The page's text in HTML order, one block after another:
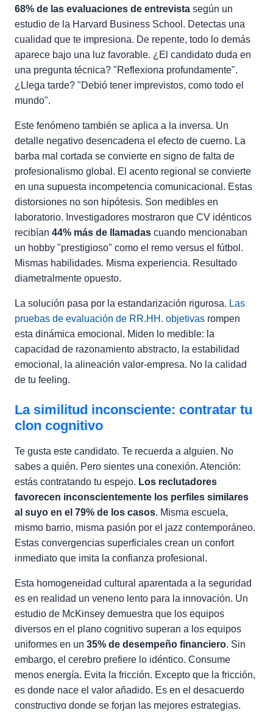
68% de las evaluaciones de entrevista según un
estudio de la Harvard Business School. Detectas una
cualidad que te impresiona. De repente, todo lo demás
aparece bajo una luz favorable. ¿El candidato duda en
una pregunta técnica? "Reflexiona profundamente".
¿Llega tarde? "Debió tener imprevistos, como todo el
mundo".
Este fenómeno también se aplica a la inversa. Un
detalle negativo desencadena el efecto de cuerno. La
barba mal cortada se convierte en signo de falta de
profesionalismo global. El acento regional se convierte
en una supuesta incompetencia comunicacional. Estas
distorsiones no son hipótesis. Son medibles en
laboratorio. Investigadores mostraron que CV idénticos
recibían 44% más de llamadas cuando mencionaban
un hobby "prestigioso" como el remo versus el fútbol.
Mismas habilidades. Misma experiencia. Resultado
diametralmente opuesto.
La solución pasa por la estandarización rigurosa. Las
pruebas de evaluación de RR.HH. objetivas rompen
esta dinámica emocional. Miden lo medible: la
capacidad de razonamiento abstracto, la estabilidad
emocional, la alineación valor-empresa. No la calidad
de tu feeling.
La similitud inconsciente: contratar tu
clon cognitivo
Te gusta este candidato. Te recuerda a alguien. No
sabes a quién. Pero sientes una conexión. Atención:
estás contratando tu espejo. Los reclutadores
favorecen inconscientemente los perfiles similares
al suyo en el 79% de los casos. Misma escuela,
mismo barrio, misma pasión por el jazz contemporáneo.
Estas convergencias superficiales crean un confort
inmediato que imita la confianza profesional.
Esta homogeneidad cultural aparentada a la seguridad
es en realidad un veneno lento para la innovación. Un
estudio de McKinsey demuestra que los equipos
diversos en el plano cognitivo superan a los equipos
uniformes en un 35% de desempeño financiero. Sin
embargo, el cerebro prefiere lo idéntico. Consume
menos energía. Evita la fricción. Excepto que la fricción,
es donde nace el valor añadido. Es en el desacuerdo
constructivo donde se forjan las mejores estrategias.